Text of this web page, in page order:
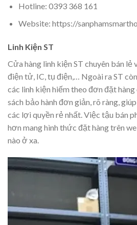
Hotline: 0393 368 161
Website: https://
Linh Kiện ST
Cửa hàng linh kiện ST chuyên bán lẻ
điện tử, IC, tụ điện,… Ngoài ra ST
các linh kiện hiếm theo đơn đặt hàng
sách bảo hành đơn giản, rõ ràng,
các lợi quyền rẻ nhất. Việc tậu bán
hơn mang hình thức đặt hàng trên
nào ở xa.